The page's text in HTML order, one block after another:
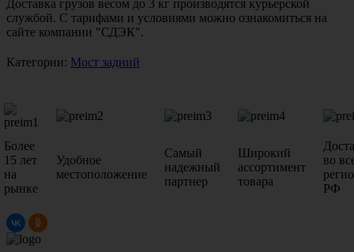
Доставка грузов весом до 3 кг производятся курьерской
службой. С тарифами и условиями можно ознакомиться на
сайте компании "СДЭК".
Категории: Мост задний
Более
15 лет
на
рынке
Удобное
местоположение
Самый
надежный
партнер
Широкий
ассортимент
товара
во
РФ